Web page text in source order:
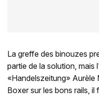
La greffe des binouzes
partie de la solution, mais
«Handelszeitung» Aurèle
Boxer sur les bons rails, il